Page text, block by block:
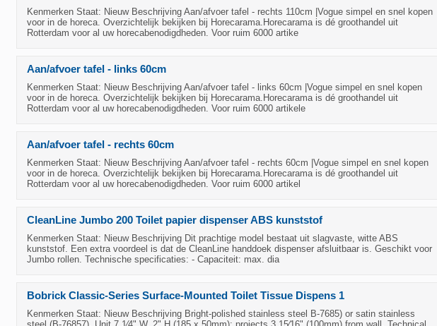
Kenmerken Staat: Nieuw Beschrijving Aan/afvoer tafel - rechts 110cm |Vogue simpel en snel kopen
voor in de horeca. Overzichtelijk bekijken bij Horecarama.Horecarama is dé groothandel uit
Rotterdam voor al uw horecabenodigdheden. Voor ruim 6000 artike
Aan/afvoer tafel - links 60cm
Kenmerken Staat: Nieuw Beschrijving Aan/afvoer tafel - links 60cm |Vogue simpel en snel kopen
voor in de horeca. Overzichtelijk bekijken bij Horecarama.Horecarama is dé groothandel uit
Rotterdam voor al uw horecabenodigdheden. Voor ruim 6000 artikele
Aan/afvoer tafel - rechts 60cm
Kenmerken Staat: Nieuw Beschrijving Aan/afvoer tafel - rechts 60cm |Vogue simpel en snel kopen
voor in de horeca. Overzichtelijk bekijken bij Horecarama.Horecarama is dé groothandel uit
Rotterdam voor al uw horecabenodigdheden. Voor ruim 6000 artikel
CleanLine Jumbo 200 Toilet papier dispenser ABS kunststof
Kenmerken Staat: Nieuw Beschrijving Dit prachtige model bestaat uit slagvaste, witte ABS
kunststof. Een extra voordeel is dat de CleanLine handdoek dispenser afsluitbaar is. Geschikt voor
Jumbo rollen. Technische specificaties: - Capaciteit: max. dia
Bobrick Classic-Series Surface-Mounted Toilet Tissue Dispens 1
Kenmerken Staat: Nieuw Beschrijving Bright-polished stainless steel B-7685) or satin stainless